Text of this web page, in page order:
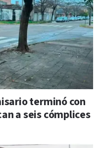
terminó con
a seis cómplices